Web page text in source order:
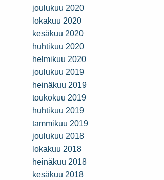
joulukuu 2020
lokakuu 2020
kesäkuu 2020
huhtikuu 2020
helmikuu 2020
joulukuu 2019
heinäkuu 2019
toukokuu 2019
huhtikuu 2019
tammikuu 2019
joulukuu 2018
lokakuu 2018
heinäkuu 2018
kesäkuu 2018